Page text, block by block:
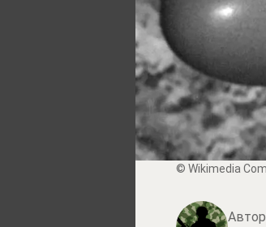
© Wikimedia